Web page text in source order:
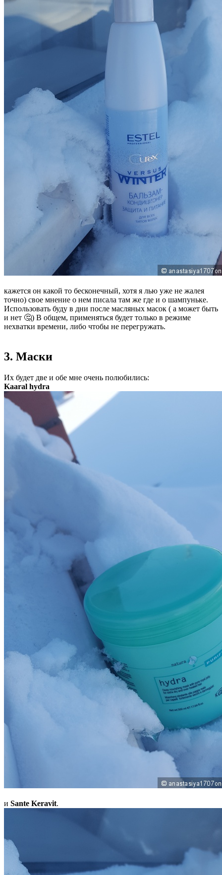
кажется он какой то бесконечный, хотя я лью уже не жалея
точно) свое мнение о нем писала там же где и о шампуньке.
Использовать буду в дни после масляных масок ( а может быть
и нет 🤔) В общем, применяться будет только в режиме
нехватки времени, либо чтобы не перегружать.
3. Маски
Их будет две и обе мне очень полюбились:
Kaaral hydra
и Sante Keravit.